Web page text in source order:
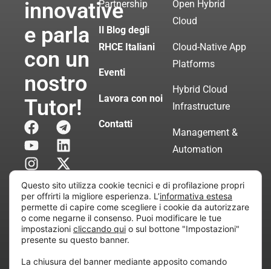
innovative
e parla
con un
nostro
Tutor!
Partnership
Il Blog degli
RHCE Italiani
Eventi
Lavora con noi
Contatti
Open Hybrid
Cloud
Cloud-Native App
Platforms
Hybrid Cloud
Infrastructure
Management &
Automation
Servizi di
Consulenza
Certificata
all’attività di direzione e coordinamento di “Project
Questo sito utilizza cookie tecnici e di profilazione propri
per offrirti la migliore esperienza. L’informativa estesa
permette di capire come scegliere i cookie da autorizzare
o come negarne il consenso. Puoi modificare le tue
impostazioni cliccando qui o sul bottone "Impostazioni"
presente su questo banner.
La chiusura del banner mediante apposito comando